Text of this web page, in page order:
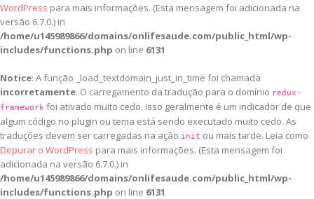
WordPress para mais informações. (Esta mensagem foi adicionada na
versão 6.7.0.) in
/home/u145989866/domains/onlifesaude.com/public_html/wp-
includes/functions.php on line 6131
Notice: A função _load_textdomain_just_in_time foi chamada
incorretamente. O carregamento da tradução para o domínio redux-
framework foi ativado muito cedo. Isso geralmente é um indicador de que
algum código no plugin ou tema está sendo executado muito cedo. As
traduções devem ser carregadas na ação init ou mais tarde. Leia como
Depurar o WordPress para mais informações. (Esta mensagem foi
adicionada na versão 6.7.0.) in
/home/u145989866/domains/onlifesaude.com/public_html/wp-
includes/functions.php on line 6131